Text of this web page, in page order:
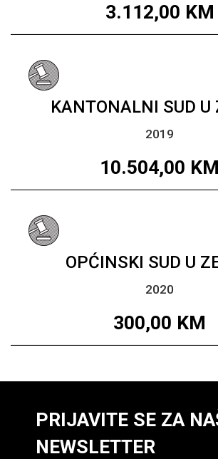
3.112,00 KM
KANTONALNI SUD U
2019
10.504,00 KM
OPĆINSKI SUD U
2020
300,00 KM
PRIJAVITE SE ZA
NEWSLETTER